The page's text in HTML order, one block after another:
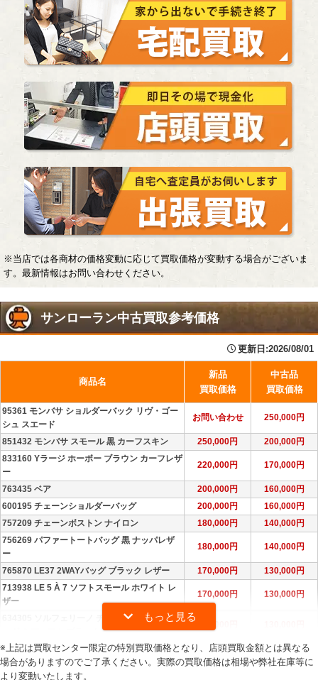
※当店では各商材の価格変動に応じて買取価格が変動する場合がございま
す。最新情報はお問い合わせください。
サンローラン中古買取参考価格
更新日:2026/08/01
商品名
新品
買取価格
中古品
買取価格
95361 モンバサ ショルダーバック リヴ・ゴー
シュ スエード
お問い合わせ 250,000円
851432 モンバサ スモール 黒 カーフスキン 250,000円
200,000円
833160 Yラージ ホーボー ブラウン カーフレザ
ー
220,000円 170,000円
763435 ベア 200,000円
160,000円
600195 チェーンショルダーバッグ
200,000円
160,000円
757209 チェーンボストン ナイロン
180,000円
140,000円
756269 パファートートバッグ 黒 ナッパレザ
ー
180,000円 140,000円
765870 LE37 2WAYバッグ ブラック レザー 170,000円
130,000円
713938 LE 5 À 7 ソフトスモール ホワイト レ
ザー
170,000円 130,000円
634305 ソルフェリーノ チェーンショルダーバ
752888 パファー トートバッグ ブラック レザ
ー
160,000円 120,000円
※上記は買取センター限定の特別買取価格となり、店頭買取金額とは異なる
場合がありますのでご了承ください。実際の買取価格は相場や弊社在庫等に
より変動いたします。